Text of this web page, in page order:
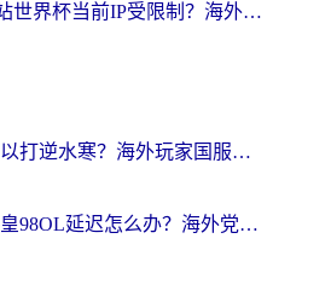
在越南看B站世界杯当前IP受限制？海外党体育观赛终极指南来了
国外可不可以打逆水寒？海外玩家国服畅玩终极指南（附漫威荒野乱斗加速方案）
在国外玩拳皇98OL延迟怎么办？海外党亲测有效的低延迟指南